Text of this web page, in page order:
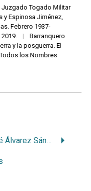
Juzgado Togado Militar
y Espinosa Jiménez,
Febrero 1937-
|
Barranquero
y la posguerra. El
Todos los Nombres
José Álvarez Sánchez